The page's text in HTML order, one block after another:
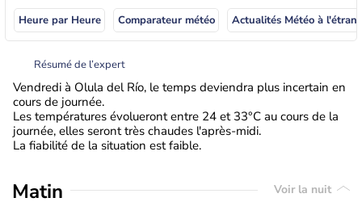
Heure par Heure Comparateur météo
Résumé de l’expert
Vendredi à Olula del Río, le temps deviendra plus incertain en
cours de journée.
Les températures évolueront entre 24 et 33°C au cours de la
journée, elles seront très chaudes l'après-midi.
La fiabilité de la situation est faible.
Matin Voir la nuit